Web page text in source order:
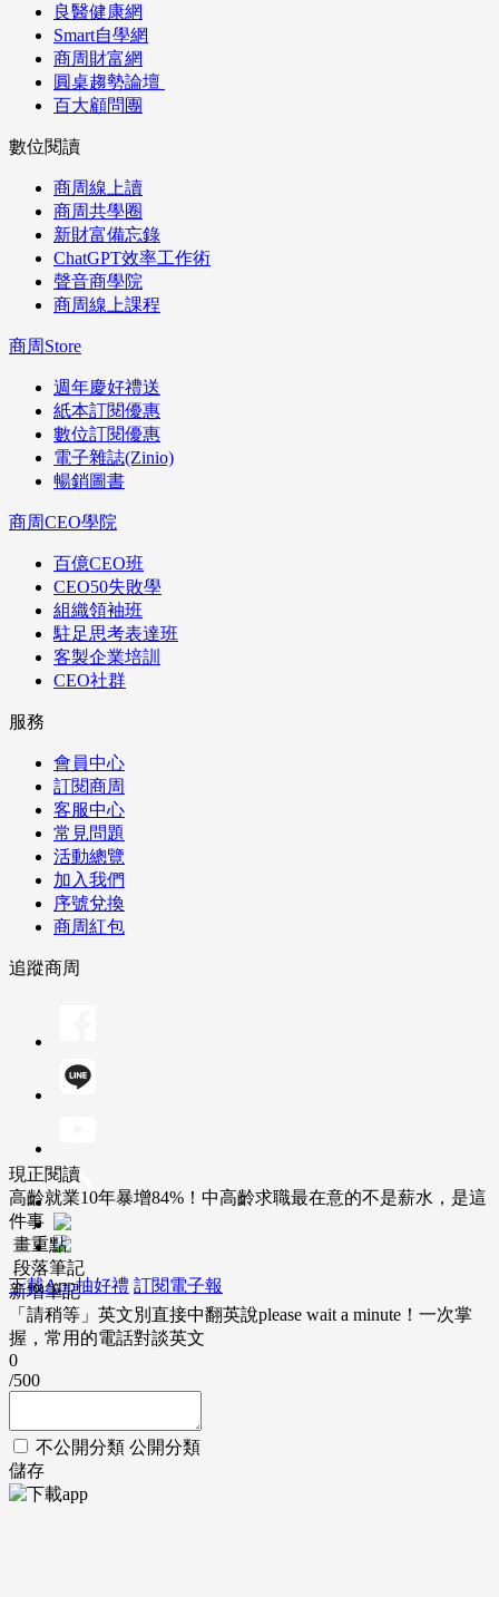
良醫健康網
Smart自學網
商周財富網
圓桌趨勢論壇
百大顧問團
數位閱讀
商周線上讀
商周共學圈
新財富備忘錄
ChatGPT效率工作術
聲音商學院
商周線上課程
商周Store
週年慶好禮送
紙本訂閱優惠
數位訂閱優惠
電子雜誌(Zinio)
暢銷圖書
商周CEO學院
百億CEO班
CEO50失敗學
組織領袖班
駐足思考表達班
客製企業培訓
CEO社群
服務
會員中心
訂閱商周
客服中心
常見問題
活動總覽
加入我們
序號兌換
商周紅包
追蹤商周
下載App抽好禮 訂閱電子報
現正閱讀
高齡就業10年暴增84%！中高齡求職最在意的不是薪水，是這
件事
畫重點
段落筆記
新增筆記
「請稍等」英文別直接中翻英說please wait a minute！一次掌
握，常用的電話對談英文
0
/500
不公開分類 公開分類
儲存